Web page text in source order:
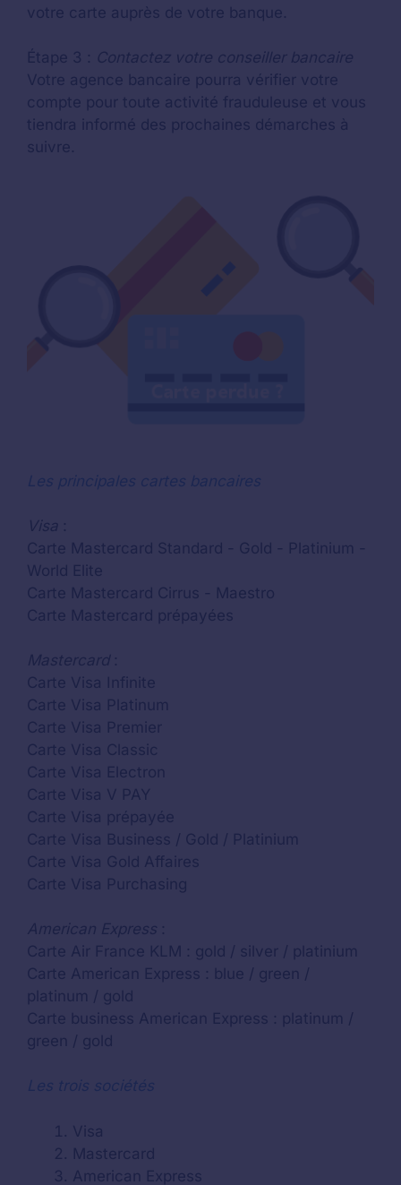
votre carte auprès de votre banque.
Étape 3 : Contactez votre conseiller bancaire
Votre agence bancaire pourra vérifier votre
compte pour toute activité frauduleuse et vous
tiendra informé des prochaines démarches à
suivre.
Les principales cartes bancaires
Visa :
Carte Mastercard Standard - Gold - Platinium -
World Elite
Carte Mastercard Cirrus - Maestro
Carte Mastercard prépayées
Mastercard:
Carte Visa Infinite
Carte Visa Platinum
Carte Visa Premier
Carte Visa Classic
Carte Visa Electron
Carte Visa V PAY
Carte Visa prépayée
Carte Visa Business / Gold / Platinium
Carte Visa Gold Affaires
Carte Visa Purchasing
American Express :
Carte Air France KLM : gold / silver / platinium
Carte American Express : blue / green /
platinum / gold
Carte business American Express : platinum /
green / gold
Les trois sociétés
Visa
Mastercard
American Express